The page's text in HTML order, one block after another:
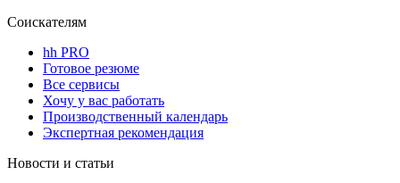
Соискателям
hh PRO
Готовое резюме
Все сервисы
Хочу у вас работать
Производственный календарь
Экспертная рекомендация
Новости и статьи